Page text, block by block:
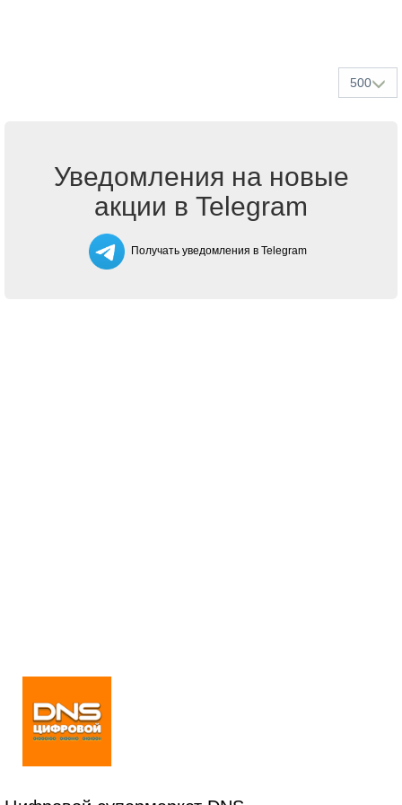
500
Уведомления на новые
акции в Telegram
Получать уведомления в Telegram